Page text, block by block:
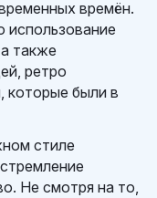
времён.
использование
также
ретро
которые были в
стиле
Не смотря на то,